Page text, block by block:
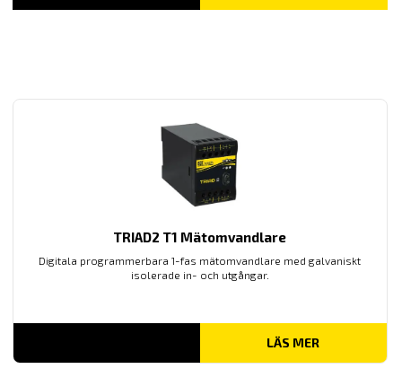
TILL
TRIAD2 T1 Mätomvandlare
Digitala programmerbara 1-fas mätomvandlare med galvaniskt
isolerade in- och utgångar.
LÄS MER